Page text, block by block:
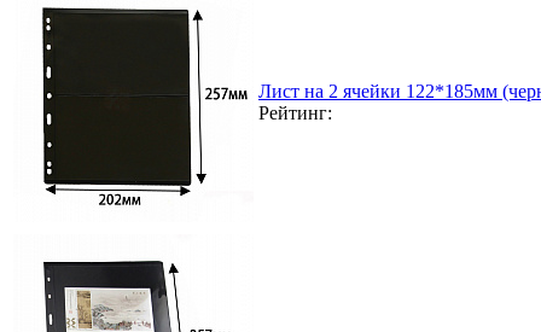
Лист на 2 ячейки 122*185мм
Рейтинг: